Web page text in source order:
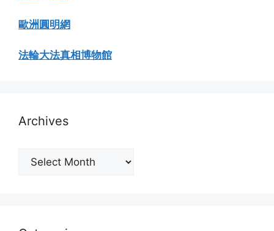
歐洲圓明網
法輪大法真相博物館
Archives
Archives